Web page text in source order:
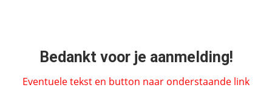
Bedankt voor je aanmelding!
Eventuele tekst en button naar onderstaande link